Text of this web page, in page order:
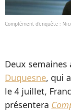
Complément d'enquête :
Deux
Duquesne, qui
le 4 juillet,
présentera